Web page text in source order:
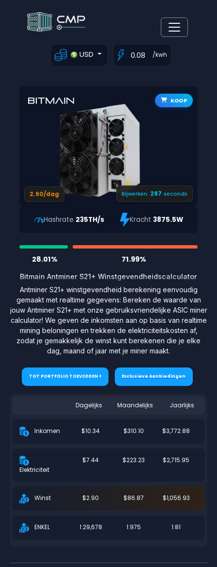
USD /kwh
KOOP
2.90/dag Bijwerken: 296 seconds
Hashrate 235TH/s Kracht3875.5W
28.01% 71.99%
Bitmain Antminer S21+ Winstgevendheidscalculator
Antminer S21+ winstgevendheid berekening eenvoudig
gemaakt met realtime gegevens: Bereken de waarde van
jouw Antminer S21+ met onze gebruiksvriendelijke ASIC miner
calculator! We geven de inkomsten aan op basis van realtime
mining beloningen en trekken de elektriciteitskosten af,
zodat je gemakkelijk de winst kunt berekenen die je elke
dag, maand of jaar met je miner maakt.
TOT PORTFOLIO TOEVOEGEN + Exclusieve Aanbiedingen
Dagelijks Maandelijks Jaarlijks
Inkomen $10.34 $310.10 $3,772.88
Elektriciteit
$7.44 $223.23 $2,715.95
Winst $2.90 $86.87 $1,056.93
ENKEL 1:29,678 1:975 1:81